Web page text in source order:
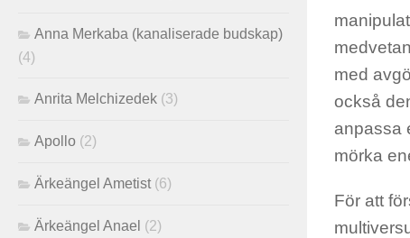
med
också
anpassa
mörka
För att
Anna Merkaba (kanaliserade budskap)
(4)
Anrita Melchizedek (3)
Apollo (2)
Ärkeängel Ametist (6)
Ärkeängel Anael (2)